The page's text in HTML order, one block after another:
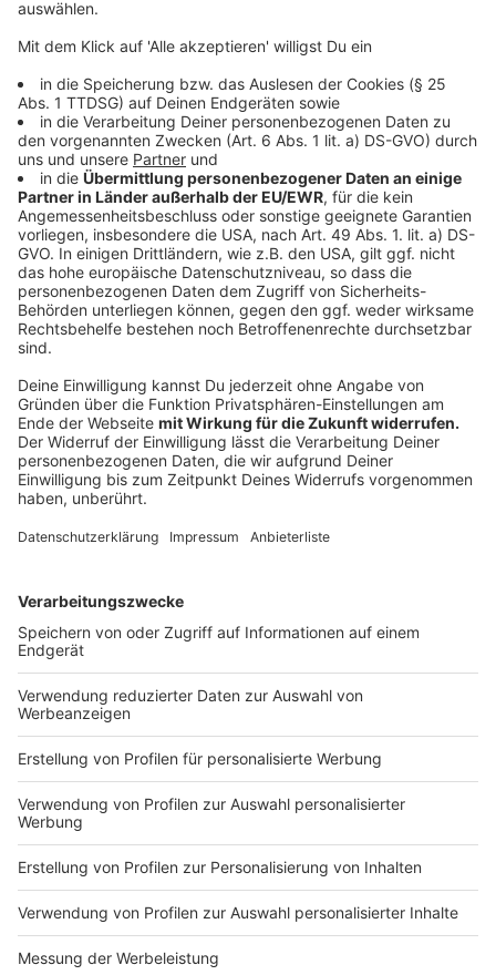
Türkei 6%
Niederlande
Spanien 5%
England 4%
Kroatien 3%
Portugal 3%
Dänemark
Finnland
Österreich
Wales
Schweiz
Polen
Tschechien